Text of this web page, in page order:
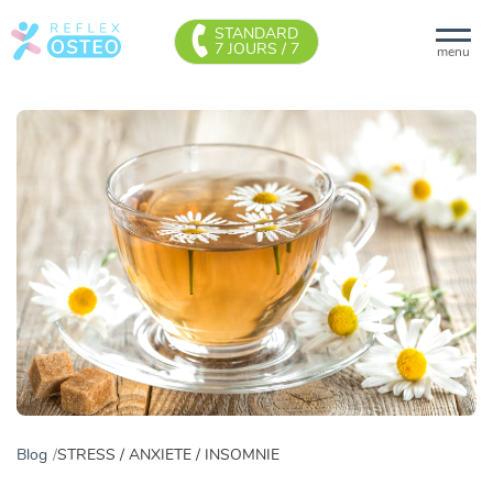
menu
STANDARD
7 JOURS / 7
Blog STRESS / ANXIETE / INSOMNIE